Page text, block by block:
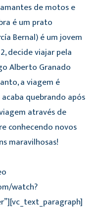
de motos e
é um prato
Bernal) é um jovem
decide viajar pela
Alberto Granado
a viagem é
quebrando após
através de
conhecendo novos
maravilhosas!
watch?